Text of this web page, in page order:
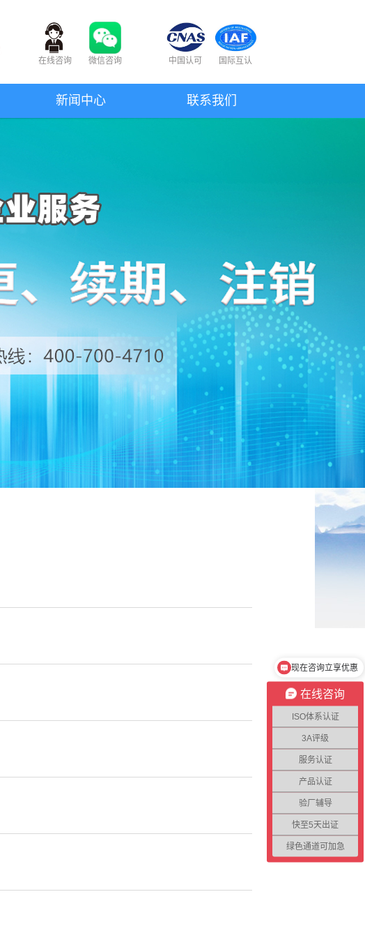
在线咨询 微信咨询 中国认可 国际互认
新闻中心 联系我们
在线咨询
ISO体系认证
3A评级
服务认证
产品认证
验厂辅导
快至5天出证
绿色通道可加急
现在咨询立享优惠